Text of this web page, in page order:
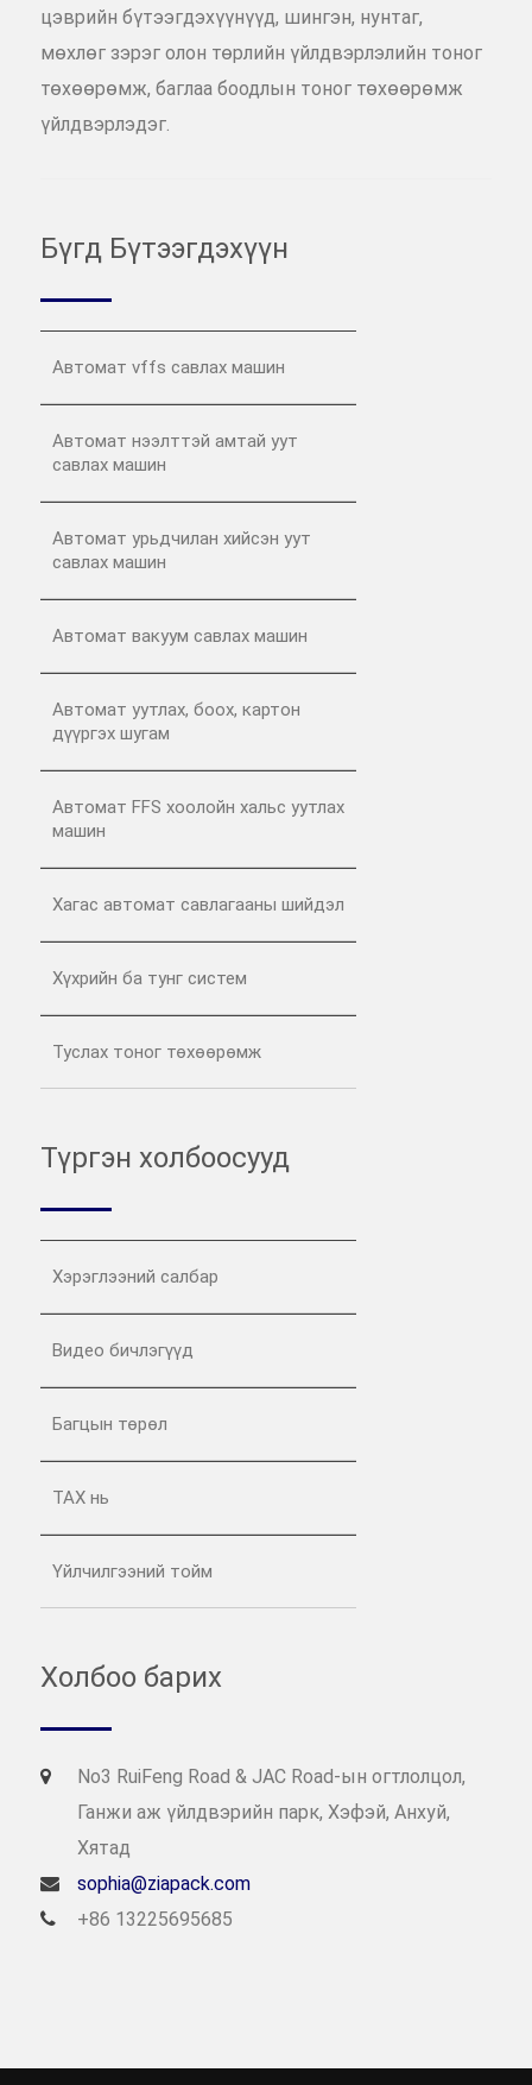
цэврийн бүтээгдэхүүнүүд, шингэн, нунтаг,
мөхлөг зэрэг олон төрлийн үйлдвэрлэлийн тоног
төхөөрөмж, баглаа боодлын тоног төхөөрөмж
үйлдвэрлэдэг.
Бүгд Бүтээгдэхүүн
Автомат vffs савлах машин
Автомат нээлттэй амтай уут
савлах машин
Автомат урьдчилан хийсэн уут
савлах машин
Автомат вакуум савлах машин
Автомат уутлах, боох, картон
дүүргэх шугам
Автомат FFS хоолойн хальс уутлах
машин
Хагас автомат савлагааны шийдэл
Хүхрийн ба тунг систем
Туслах тоног төхөөрөмж
Түргэн холбоосууд
Хэрэглээний салбар
Видео бичлэгүүд
Багцын төрөл
ТАХ нь
Үйлчилгээний тойм
Холбоо барих
No3 RuiFeng Road & JAC Road-ын огтлолцол,
Ганжи аж үйлдвэрийн парк, Хэфэй, Анхуй,
Хятад
sophia@ziapack.com
+86 13225695685